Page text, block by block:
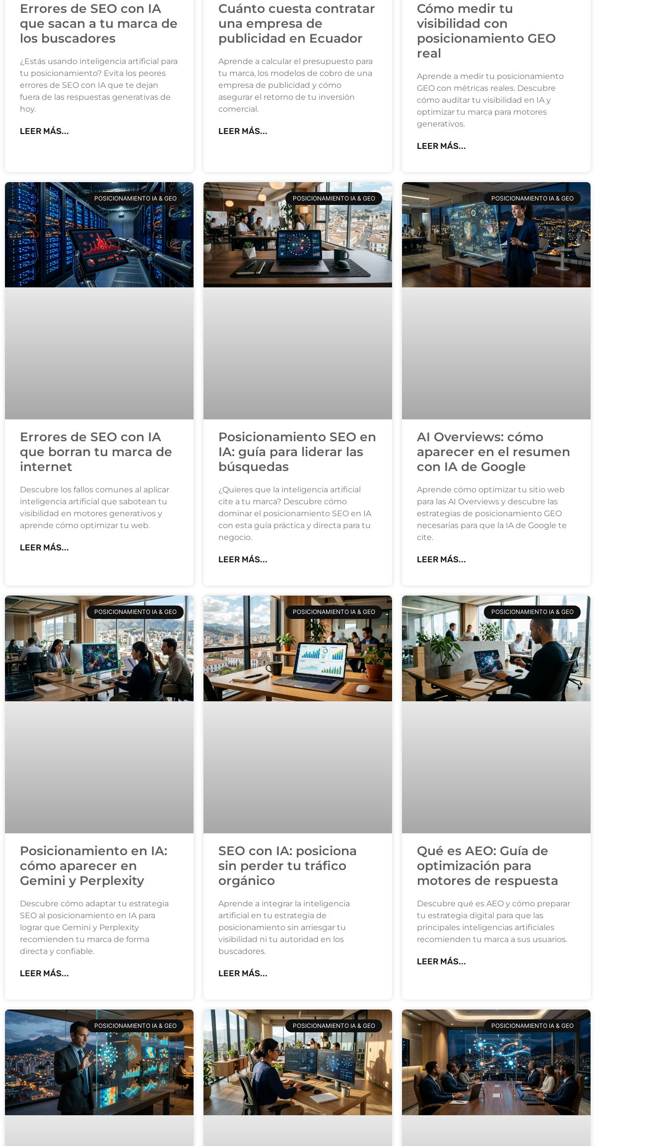
Errores de SEO con IA
que sacan a tu marca de
los buscadores
¿Estás usando inteligencia artificial para
tu posicionamiento? Evita los peores
errores de SEO con IA que te dejan
fuera de las respuestas generativas de
hoy.
LEER MÁS...
Cuánto cuesta contratar
una empresa de
publicidad en Ecuador
Aprende a calcular el presupuesto para
tu marca, los modelos de cobro de una
empresa de publicidad y cómo
asegurar el retorno de tu inversión
comercial.
LEER MÁS...
Cómo medir tu
visibilidad con
posicionamiento GEO
real
Aprende a medir tu posicionamiento
GEO con métricas reales. Descubre
cómo auditar tu visibilidad en IA y
optimizar tu marca para motores
generativos.
LEER MÁS...
POSICIONAMIENTO IA & GEO
Errores de SEO con IA
que borran tu marca de
internet
Descubre los fallos comunes al aplicar
inteligencia artificial que sabotean tu
visibilidad en motores generativos y
aprende cómo optimizar tu web.
LEER MÁS...
POSICIONAMIENTO IA & GEO
Posicionamiento SEO en
IA: guía para liderar las
búsquedas
¿Quieres que la inteligencia artificial
cite a tu marca? Descubre cómo
dominar el posicionamiento SEO en IA
con esta guía práctica y directa para tu
negocio.
LEER MÁS...
POSICIONAMIENTO IA & GEO
AI Overviews: cómo
aparecer en el resumen
con IA de Google
Aprende cómo optimizar tu sitio web
para las AI Overviews y descubre las
estrategias de posicionamiento GEO
necesarias para que la IA de Google te
cite.
LEER MÁS...
POSICIONAMIENTO IA & GEO
Posicionamiento en IA:
cómo aparecer en
Gemini y Perplexity
Descubre cómo adaptar tu estrategia
SEO al posicionamiento en IA para
lograr que Gemini y Perplexity
recomienden tu marca de forma
directa y confiable.
LEER MÁS...
POSICIONAMIENTO IA & GEO
SEO con IA: posiciona
sin perder tu tráfico
orgánico
Aprende a integrar la inteligencia
artificial en tu estrategia de
posicionamiento sin arriesgar tu
visibilidad ni tu autoridad en los
buscadores.
LEER MÁS...
POSICIONAMIENTO IA & GEO
Qué es AEO: Guía de
optimización para
motores de respuesta
Descubre qué es AEO y cómo preparar
tu estrategia digital para que las
principales inteligencias artificiales
recomienden tu marca a sus usuarios.
LEER MÁS...
POSICIONAMIENTO IA & GEO POSICIONAMIENTO IA & GEO POSICIONAMIENTO IA & GEO